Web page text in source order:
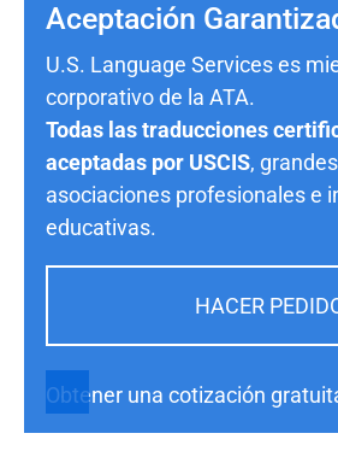
Aceptación
U.S. Language Services es
corporativo de la ATA.
Todas las traducciones
aceptadas por USCIS,
asociaciones profesionales e
educativas.
HACER
Obtener una cotización